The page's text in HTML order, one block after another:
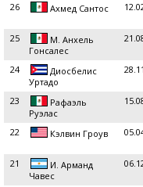
26 Ахмед Сантос
25
М. Анхель
Гонсалес
24
Диосбелис
Уртадо
23
Рафаэль
Руэлас
22 Кэлвин Гроув
21
И. Арманд
Чавес